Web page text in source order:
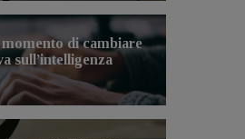
di cambiare
sull’intelligenza